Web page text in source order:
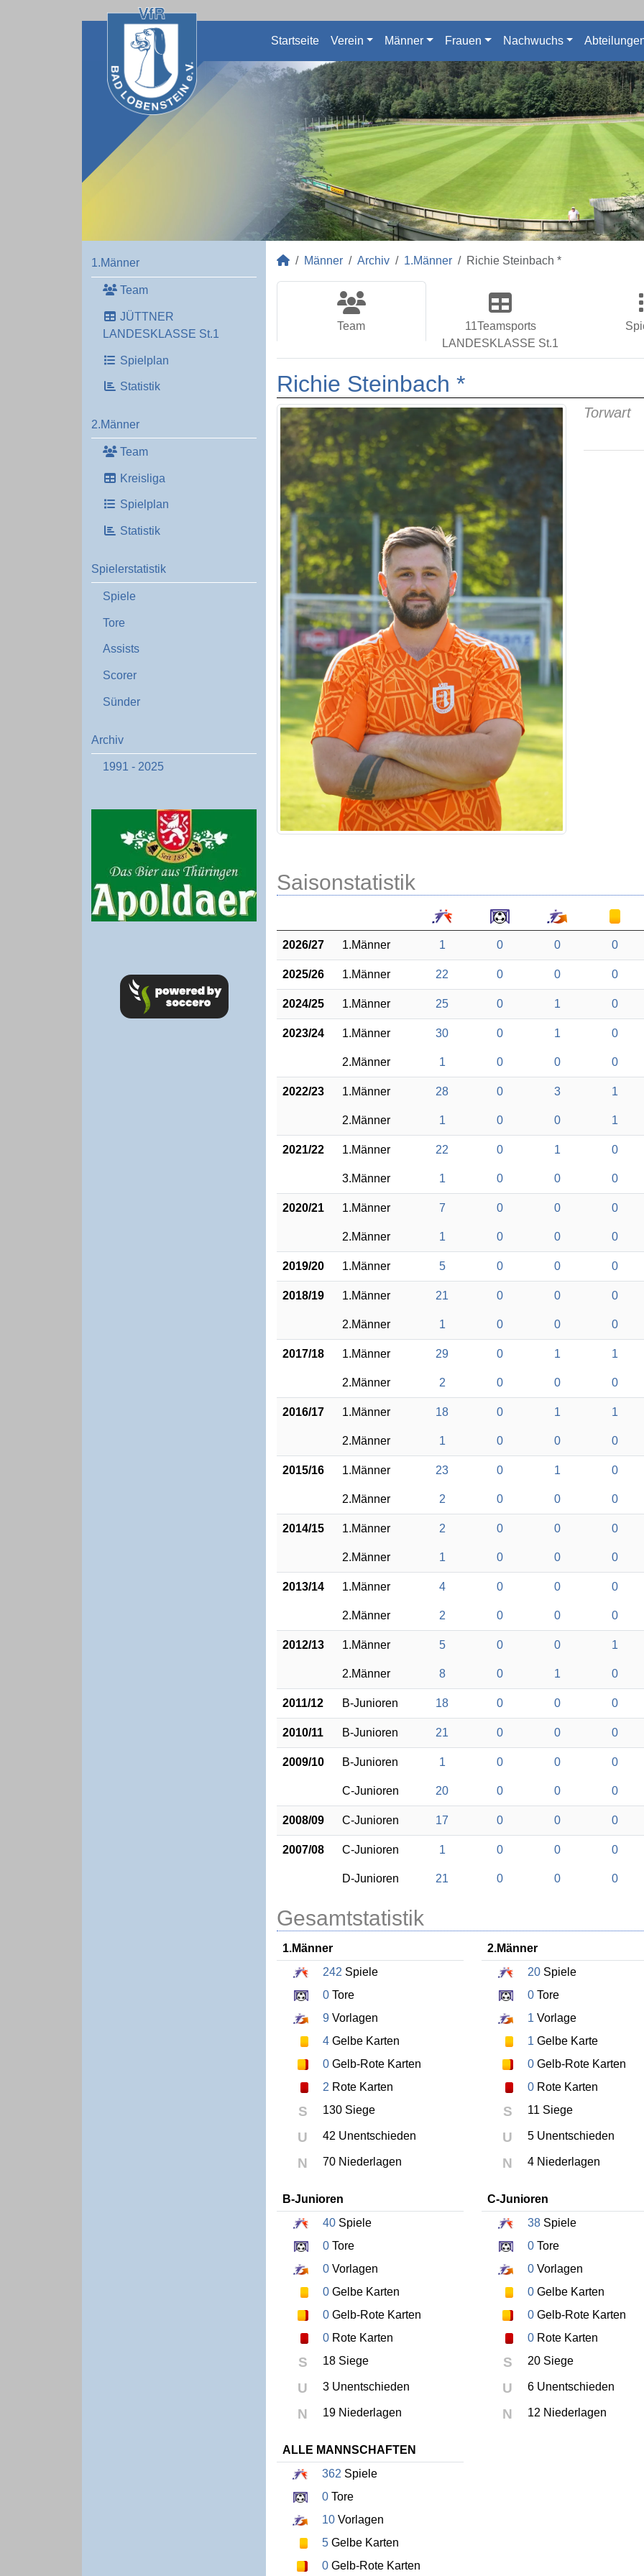
Startseite Verein Männer Frauen Nachwuchs
1.Männer
Team
JÜTTNER
LANDESKLASSE St.1
Spielplan
Statistik
2.Männer
Team
Kreisliga
Spielplan
Statistik
Spielerstatistik
Spiele
Tore
Assists
Scorer
Sünder
Archiv
1991 - 2025
Männer Archiv 1.Männer Richie Steinbach *
Team
11Teamsports
LANDESKLASSE St.1
Richie Steinbach *
Torwart
Saisonstatistik
2026/27 1.Männer 1 0 0 0
2025/26 1.Männer 22 0 0 0
2024/25 1.Männer 25 0 1 0
2023/24 1.Männer 30 0 1 0
2.Männer 1 0 0 0
2022/23 1.Männer 28 0 3 1
2.Männer 1 0 0 1
2021/22 1.Männer 22 0 1 0
3.Männer 1 0 0 0
2020/21 1.Männer 7 0 0 0
2.Männer 1 0 0 0
2019/20 1.Männer 5 0 0 0
2018/19 1.Männer 21 0 0 0
2.Männer 1 0 0 0
2017/18 1.Männer 29 0 1 1
2.Männer 2 0 0 0
2016/17 1.Männer 18 0 1 1
2.Männer 1 0 0 0
2015/16 1.Männer 23 0 1 0
2.Männer 2 0 0 0
2014/15 1.Männer 2 0 0 0
2.Männer 1 0 0 0
2013/14 1.Männer 4 0 0 0
2.Männer 2 0 0 0
2012/13 1.Männer 5 0 0 1
2.Männer 8 0 1 0
2011/12 B-Junioren 18 0 0 0
2010/11 B-Junioren 21 0 0 0
2009/10 B-Junioren 1 0 0 0
C-Junioren 20 0 0 0
2008/09 C-Junioren 17 0 0 0
2007/08 C-Junioren 1 0 0 0
D-Junioren 21 0 0 0
Gesamtstatistik
1.Männer
242 Spiele
0 Tore
9 Vorlagen
4 Gelbe Karten
0 Gelb-Rote Karten
2 Rote Karten
S 130 Siege
U 42 Unentschieden
N 70 Niederlagen
2.Männer
20Spiele
0Tore
1 Vorlage
1 Gelbe Karte
0Gelb-Rote Karten
0Rote Karten
S 11 Siege
U 5 Unentschieden
N 4 Niederlagen
B-Junioren
40 Spiele
0 Tore
0 Vorlagen
0 Gelbe Karten
0 Gelb-Rote Karten
0 Rote Karten
S 18 Siege
U 3 Unentschieden
N 19 Niederlagen
C-Junioren
38Spiele
0Tore
0Vorlagen
0Gelbe Karten
0Gelb-Rote Karten
0Rote Karten
S 20 Siege
U 6 Unentschieden
N 12 Niederlagen
ALLE MANNSCHAFTEN
362 Spiele
0 Tore
10 Vorlagen
5 Gelbe Karten
0 Gelb-Rote Karten